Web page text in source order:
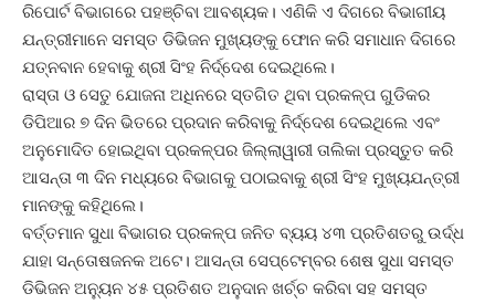
ରିପୋର୍ଟ ବିଭାଗରେ ପହଞ୍ଚିବା ଆବଶ୍ୟକ। ଏଣିକି ଏ ଦିଗରେ ବିଭାଗୀୟ
ଯନ୍ତ୍ରୀମାନେ ସମସ୍ତ ଡିଭିଜନ ମୁଖ୍ୟଙ୍କୁ ଫୋନ କରି ସମାଧାନ ଦିଗରେ
ଯତ୍ନବାନ ହେବାକୁ ଶ୍ରୀ ସିଂହ ନିର୍ଦ୍ଦେଶ ଦେଇଥିଲେ।
ରାସ୍ତା ଓ ସେତୁ ଯୋଜନା ଅଧିନରେ ସ୍ତଗିତ ଥିବା ପ୍ରକଳ୍ପ ଗୁଡିକର
ଡିପିଆର ୭ ଦିନ ଭିତରେ ପ୍ରଦାନ କରିବାକୁ ନିର୍ଦ୍ଦେଶ ଦେଇଥିଲେ ଏବଂ
ଅନୁମୋଦିତ ହୋଇଥିବା ପ୍ରକଳ୍ପର ଜିଲ୍ଲାୱାରୀ ତାଲିକା ପ୍ରସ୍ତୁତ କରି
ଆସନ୍ତା ୩ ଦିନ ମଧ୍ୟରେ ବିଭାଗକୁ ପଠାଇବାକୁ ଶ୍ରୀ ସିଂହ ମୁଖ୍ୟଯନ୍ତ୍ରୀ
ମାନଙ୍କୁ କହିଥିଲେ।
ବର୍ତ୍ତମାନ ସୁଧା ବିଭାଗର ପ୍ରକଳ୍ପ ଜନିତ ବ୍ୟୟ ୪୩ ପ୍ରତିଶତରୁ ଉର୍ଦ୍ଧ
ଯାହା ସନ୍ତୋଷଜନକ ଅଟେ। ଆସନ୍ତା ସେପ୍ଟେମ୍ବର ଶେଷ ସୁଧା ସମସ୍ତ
ଡିଭିଜନ ଅନ୍ୟୁନ ୪୫ ପ୍ରତିଶତ ଅନୁଦାନ ଖର୍ଚ୍ଚ କରିବା ସହ ସମସ୍ତ